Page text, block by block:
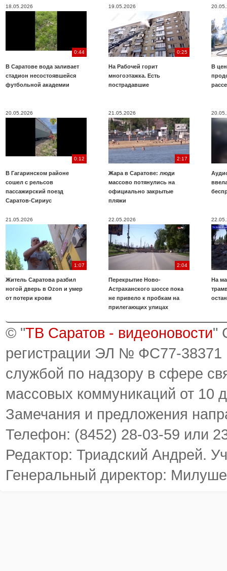
18.05.2026
0:44
В Саратове вода заливает
стадион несостоявшейся
футбольной академии
19.05.2026
0:25
На Рабочей горит
многоэтажка. Есть
пострадавшие
В
20.05.2026
0:12
В Гагаринском районе
сошел с рельсов
пассажирский поезд
Саратов-Сириус
21.05.2026
2:17
Жара в Саратове: люди
массово потянулись на
официально закрытые
пляжи
21.05.2026
1:07
Житель Саратова разбил
ногой дверь в Ozon и умер
от потери крови
22.05.2026
2:04
Перекрытие Ново-
Астраханского шоссе пока
не привело к пробкам на
прилегающих улицах
На
© "ТВ Саратов - видеоновости"
регистрации ЭЛ № ФС77-38371
службой по надзору в сфере
массовых коммуникаций от 10
Замечания и предложения
Телефон: (8452) 28-03-59 или
Редактор: Триадский Андрей.
Генеральный директор: